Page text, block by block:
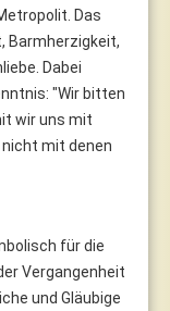
Das
Barmherzigkeit,
Dabei
"Wir bitten
wir uns mit
mit denen
für die
Vergangenheit
und Gläubige